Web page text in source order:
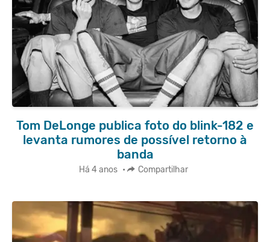
Tom DeLonge publica foto do blink-182 e
levanta rumores de possível retorno à
banda
Há 4 anos • Compartilhar